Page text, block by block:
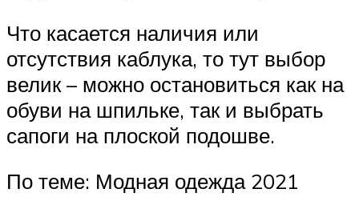
Что касается наличия или
отсутствия каблука, то тут выбор
велик – можно остановиться как на
обуви на шпильке, так и выбрать
сапоги на плоской подошве.
По теме: Модная одежда 2021